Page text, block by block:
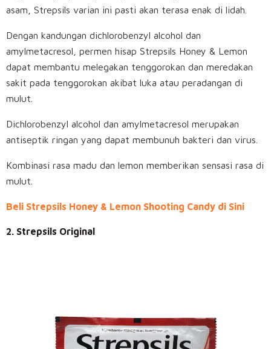
asam, Strepsils varian ini pasti akan terasa enak di lidah.
Dengan kandungan dichlorobenzyl alcohol dan
amylmetacresol, permen hisap Strepsils Honey & Lemon
dapat membantu melegakan tenggorokan dan meredakan
sakit pada tenggorokan akibat luka atau peradangan di
mulut.
Dichlorobenzyl alcohol dan amylmetacresol merupakan
antiseptik ringan yang dapat membunuh bakteri dan virus.
Kombinasi rasa madu dan lemon memberikan sensasi rasa di
mulut.
Beli Strepsils Honey & Lemon Shooting Candy di Sini
2. Strepsils Original